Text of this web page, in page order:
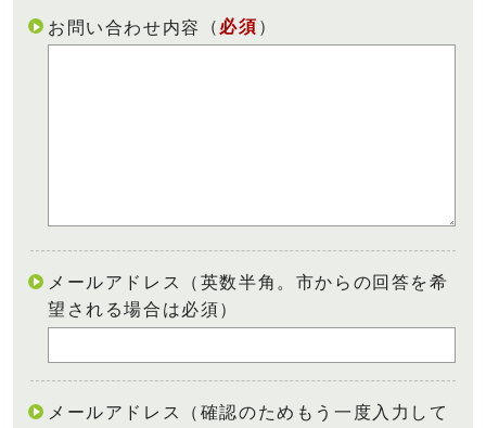
お問い合わせ内容 （ 必須 ）
メールアドレス（英数半角。市からの回答を希
望される場合は必須）
メールアドレス（確認のためもう一度入力して